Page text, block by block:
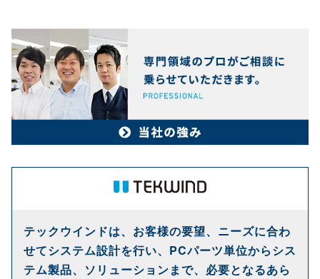
テックウインドは、お客様の要望、ニーズに合わ
せてシステム設計を行い、PCパーツ単位からシス
テム製品、ソリューションまで、必要となるあら